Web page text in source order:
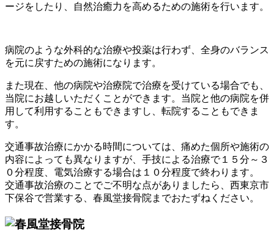
ージをしたり、自然治癒力を高めるための施術を行います。
病院のような外科的な治療や投薬は行わず、全身のバランス
を元に戻すための施術になります。
また現在、他の病院や治療院で治療を受けている場合でも、
当院にお越しいただくことができます。当院と他の病院を併
用して利用することもできますし、転院することもできま
す。
交通事故治療にかかる時間については、痛めた個所や施術の
内容によっても異なりますが、手技による治療で１５分～３
０分程度、電気治療する場合は１０分程度で終わります。
交通事故治療のことでご不明な点がありましたら、西東京市
下保谷で営業する、春風堂接骨院までおたずねください。